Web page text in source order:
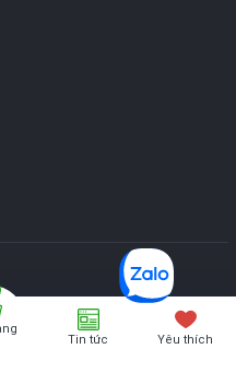
Tin tức Yêu thích